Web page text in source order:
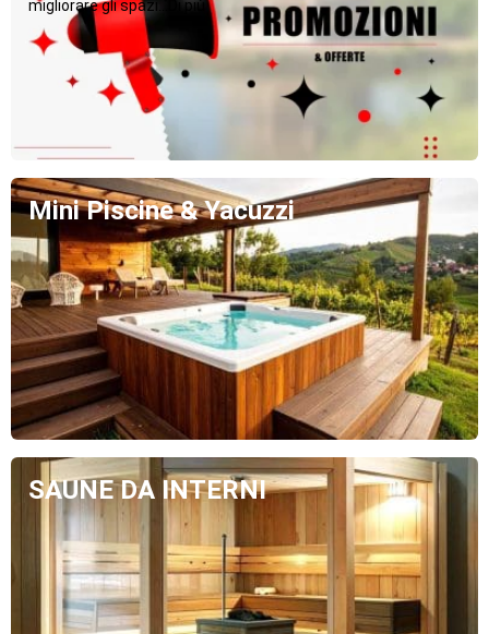
migliorare gli spazi...Di più
Mini Piscine & Yacuzzi
SAUNE DA INTERNI